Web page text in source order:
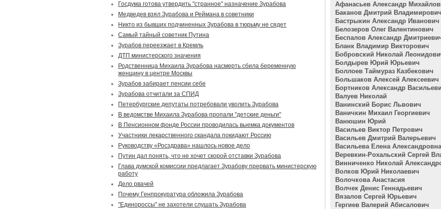
Госдума готова утвердить "странное" назначение Зурабова
Медведев взял Зурабова и Реймана в советники
Никто из бывших подчиненных Зурабова в тюрьму не сядет
Самый тайный советник Путина
Зурабов переезжает в Кремль
ДТП министерского значения
Родственница Михаила Зурабова насмерть сбила беременную
женщину в центре Москвы
Зурабов забирает пенсии себе
Зурабова отчитали за СПИД
Петербургские депутаты потребовали уволить Зурабова
В ведомстве Михаила Зурабова пропали "детские деньги"
В Пенсионном фонде России проводилась выемка документов
Участники лекарственного скандала покидают Россию
Руководству «Росздрава» нашлось новое дело
Путин дал понять, что не хочет скорой отставки Зурабова
Глава думской комиссии предлагает Зурабову прервать министерскую
работу
Дело рвачей
Почему Генпрокуратура обложила Зурабова
"Единороссы" не захотели слушать Зурабова
Афанасьев Александр
Баканов Дмитрий Владимирович
Бастрыкин Александр Иванович
Белозеров Олег Валентинович
Беспалов Александр
Бланк Владимир Викторович
Бобровский Николай
Болдырев Юрий Юрьевич
Боллоев Таймураз Казбекович
Большаков Алексей Алексеевич
Бортников Александр
Валуев Николай
Ванинский Борис Львович
Ваничкин Михаил Георгиевич
Ванюшин Юрий
Васильев Виктор Петрович
Васильев Дмитрий Валерьевич
Васильева Елена Александровна
Веревкин-Рохальский Сергей
Винниченко Николай
Волков Юрий Николаевич
Волочкова Анастасия
Волчек Денис Геннадьевич
Вязалов Сергей Юрьевич
Гергиев Валерий Абисалович